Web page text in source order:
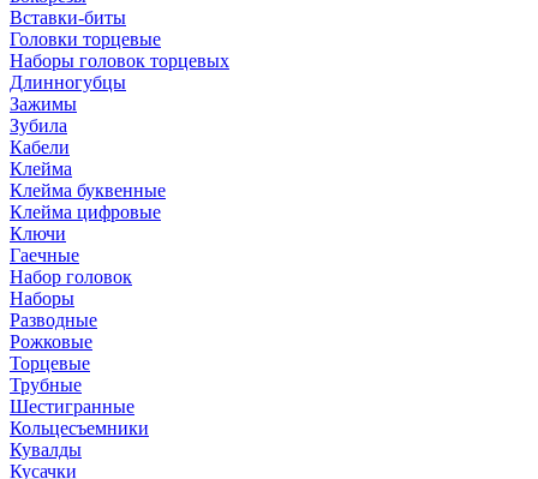
Вставки-биты
Головки торцевые
Наборы головок торцевых
Длинногубцы
Зажимы
Зубила
Кабели
Клейма
Клейма буквенные
Клейма цифровые
Ключи
Гаечные
Набор головок
Наборы
Разводные
Рожковые
Торцевые
Трубные
Шестигранные
Кольцесъемники
Кувалды
Кусачки